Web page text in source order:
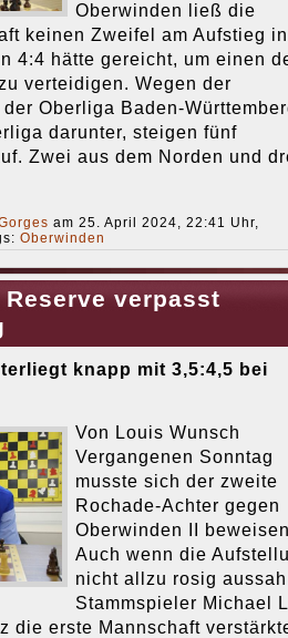
Oberwinden ließ die
keinen Zweifel am Aufstieg
4:4 hätte gereicht, um einen
verteidigen. Wegen der
Oberliga Baden-
darunter, steigen fünf
Zwei aus dem Norden und
am 25. April 2024, 22:41 Uhr,
Oberwinden
verpasst
knapp mit 3,5:4,5 bei
Von Louis Wunsch
Vergangenen Sonntag
musste sich der zweite
Rochade-Achter gegen
Oberwinden II
Auch wenn die
nicht allzu rosig
Stammspieler Michael
die erste Mannschaft